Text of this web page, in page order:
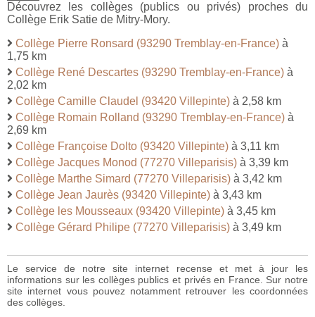
Découvrez les collèges (publics ou privés) proches du
Collège Erik Satie de Mitry-Mory.
Collège Pierre Ronsard (93290 Tremblay-en-France) à
1,75 km
Collège René Descartes (93290 Tremblay-en-France) à
2,02 km
Collège Camille Claudel (93420 Villepinte) à 2,58 km
Collège Romain Rolland (93290 Tremblay-en-France) à
2,69 km
Collège Françoise Dolto (93420 Villepinte) à 3,11 km
Collège Jacques Monod (77270 Villeparisis) à 3,39 km
Collège Marthe Simard (77270 Villeparisis) à 3,42 km
Collège Jean Jaurès (93420 Villepinte) à 3,43 km
Collège les Mousseaux (93420 Villepinte) à 3,45 km
Collège Gérard Philipe (77270 Villeparisis) à 3,49 km
Le service de notre site internet recense et met à jour les
informations sur les collèges publics et privés en France. Sur notre
site internet vous pouvez notamment retrouver les coordonnées
des collèges.